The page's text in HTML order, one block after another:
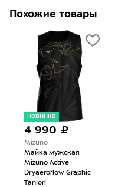
Похожие товары
новинка
4 990 ₽
Mizuno
Майка мужская
Mizuno Active
Dryaeroflow Graphic
Taniori